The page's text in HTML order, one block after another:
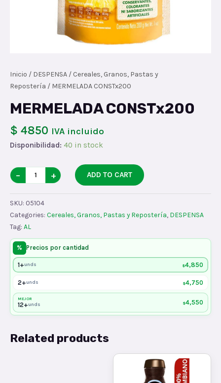
Inicio / DESPENSA / Cereales, Granos, Pastas y
Repostería / MERMELADA CONSTx200
MERMELADA CONSTx200
$ 4850 IVA incluido
Disponibilidad: 40 in stock
MERMELADA
CONSTx200
quantity
− + ADD TO CART
SKU: 05104
Categories: Cereales, Granos, Pastas y Repostería, DESPENSA
Tag: AL
% Precios por cantidad
1+unds $4,850
2+unds $4,750
MEJOR
12+unds $4,550
Related products